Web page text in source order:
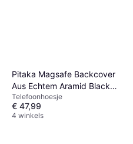
Pitaka Magsafe Backcover
Aus Echtem Aramid Black
Samsung Galaxy S25+
Smartphonehoes Zwart
Telefoonhoesje
€ 47,99
4 winkels